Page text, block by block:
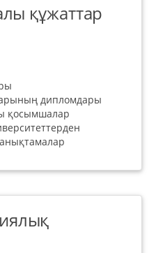
құжаттар
дипломдары
қосымшалар